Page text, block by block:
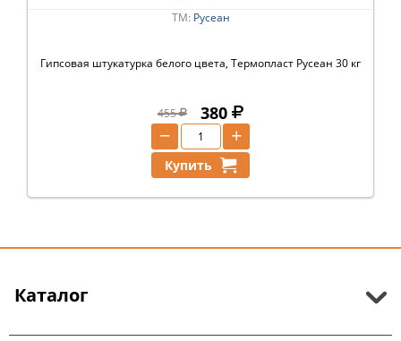
ТМ: Русеан
Гипсовая штукатурка белого цвета, Термопласт Русеан 30 кг
455 380
+
−
Купить
Каталог